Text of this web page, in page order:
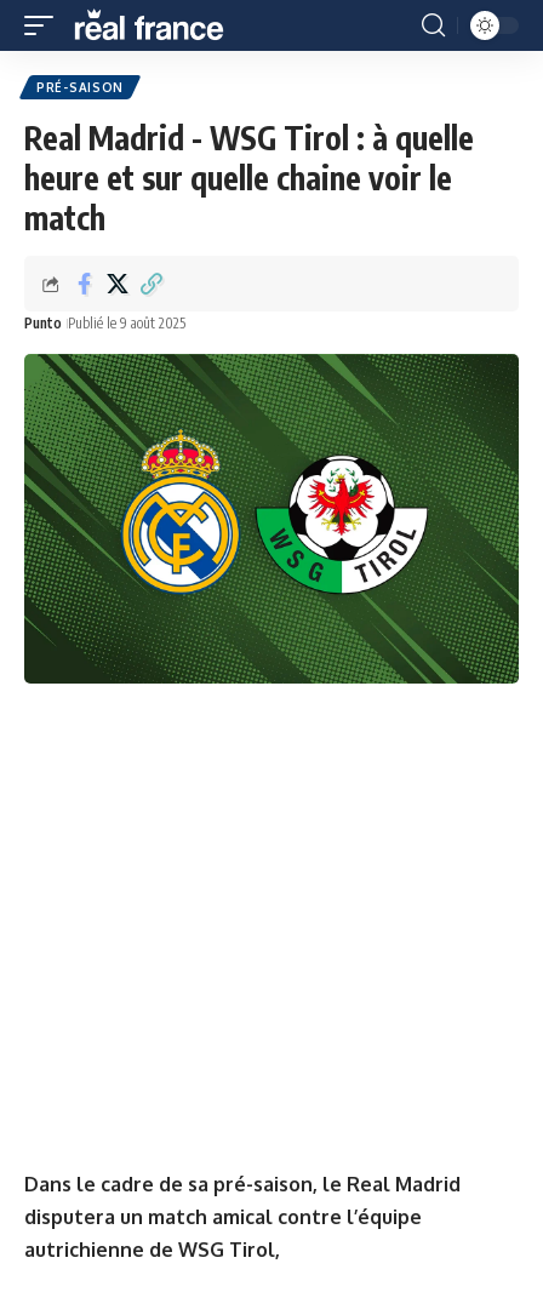
PRÉ-SAISON
Real Madrid - WSG Tirol : à quelle
heure et sur quelle chaine voir le
match
Punto Publié le 9 août 2025
Dans le cadre de sa pré-saison, le Real Madrid
disputera un match amical contre l’équipe
autrichienne de WSG Tirol,